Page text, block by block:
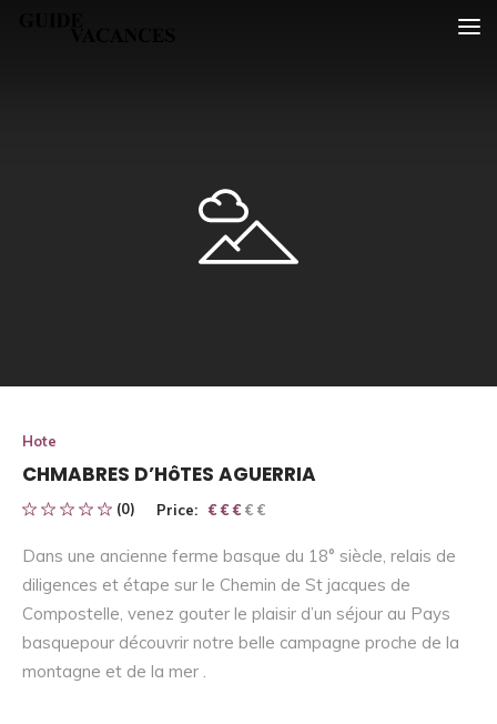
Hote
CHMABRES D’HôTES AGUERRIA
(0) Price: € € € € €
€ € €
Dans une ancienne ferme basque du 18° siècle, relais de
diligences et étape sur le Chemin de St jacques de
Compostelle, venez gouter le plaisir d’un séjour au Pays
basquepour découvrir notre belle campagne proche de la
montagne et de la mer .